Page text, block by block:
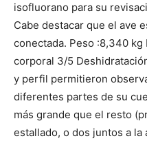
isofluorano para su
Cabe destacar que el ave
conectada. Peso :8,340 kg
corporal 3/5
y perfil permitieron
diferentes partes de su
más grande que el resto
estallado, o dos juntos a